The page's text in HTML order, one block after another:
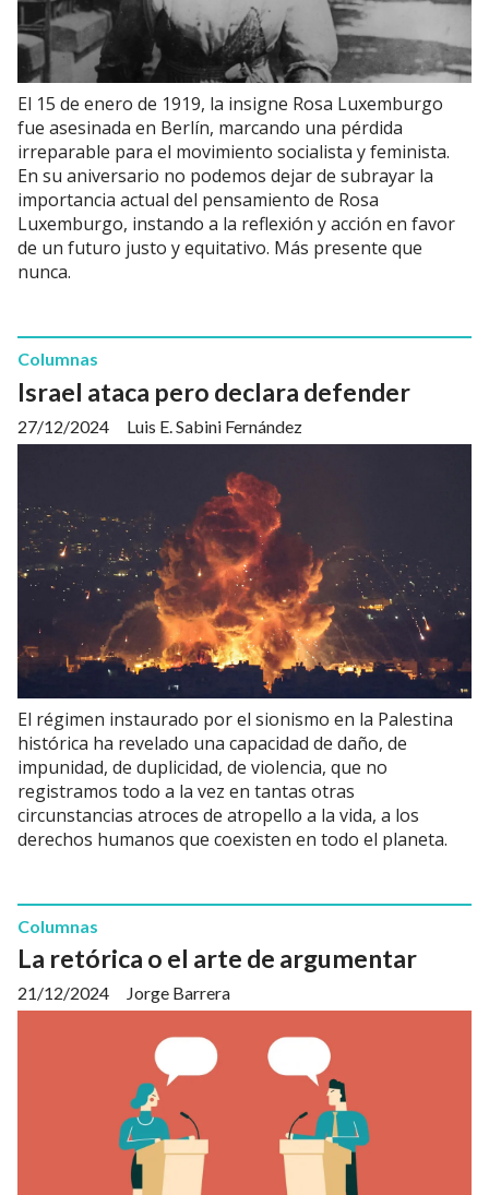
El 15 de enero de 1919, la insigne Rosa Luxemburgo
fue asesinada en Berlín, marcando una pérdida
irreparable para el movimiento socialista y feminista.
En su aniversario no podemos dejar de subrayar la
importancia actual del pensamiento de Rosa
Luxemburgo, instando a la reflexión y acción en favor
de un futuro justo y equitativo. Más presente que
nunca.
Israel ataca pero declara defender
Luis E. Sabini Fernández
Columnas
27/12/2024
El régimen instaurado por el sionismo en la Palestina
histórica ha revelado una capacidad de daño, de
impunidad, de duplicidad, de violencia, que no
registramos todo a la vez en tantas otras
circunstancias atroces de atropello a la vida, a los
derechos humanos que coexisten en todo el planeta.
La retórica o el arte de argumentar
Jorge Barrera
Columnas
21/12/2024